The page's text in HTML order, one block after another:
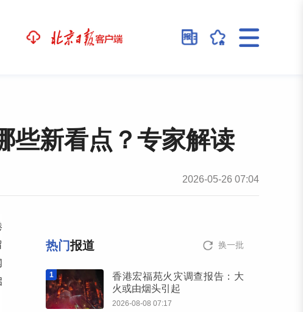
些新看点？专家解读
2026-05-26 07:04
热门报道 换一批
1
香港宏福苑火灾调查报告：大
火或由烟头引起
2026-08-08 07:17